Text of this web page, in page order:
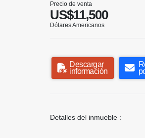
Precio de venta
US$11,500
Dólares Americanos
Descargar
información
Detalles del inmueble :